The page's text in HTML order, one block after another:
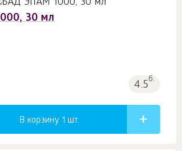
30 мл
4.5б.
В корзину 1 шт.